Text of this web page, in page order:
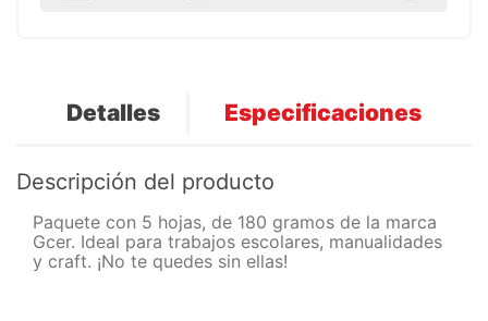
Detalles Especificaciones
Descripción del producto
Paquete con 5 hojas, de 180 gramos de la marca
Gcer. Ideal para trabajos escolares, manualidades
y craft. ¡No te quedes sin ellas!